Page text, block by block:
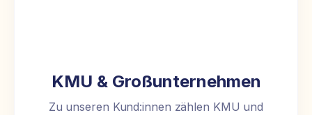
KMU & Großunternehmen
Zu unseren Kund:innen zählen KMU und